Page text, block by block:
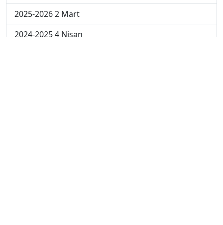
2025-2026 2 Mart
2024-2025 4 Nisan